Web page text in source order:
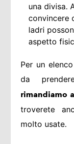
una divisa.
convincere
ladri
aspetto
Per un
da
rimandiamo
troverete
molto usate.